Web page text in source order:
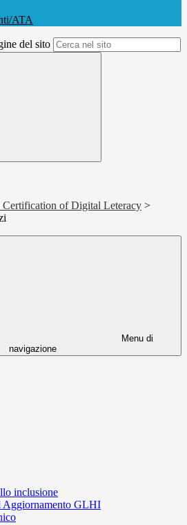
ATA
del sito
of Digital Leteracy >
Menu di
navigazione
inclusione
Aggiornamento GLHI